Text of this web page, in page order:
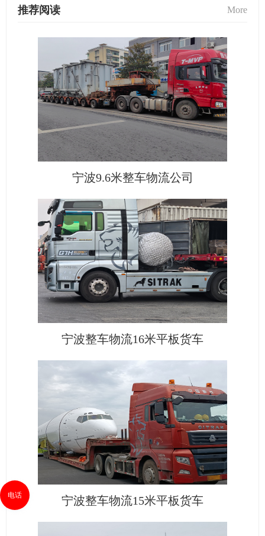
推荐阅读 More
宁波9.6米整车物流公司
宁波整车物流16米平板货车
宁波整车物流15米平板货车
电话